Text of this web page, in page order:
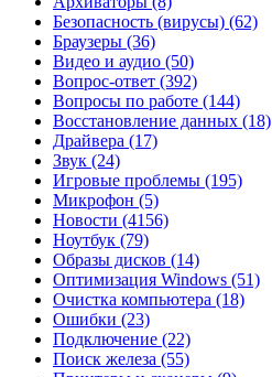
Безопасность (вирусы) (62)
Браузеры (36)
Видео и аудио (50)
Вопрос-ответ (392)
Вопросы по работе (144)
Восстановление данных (18)
Драйвера (17)
Звук (24)
Игровые проблемы (195)
Микрофон (5)
Новости (4156)
Ноутбук (79)
Образы дисков (14)
Оптимизация Windows (51)
Очистка компьютера (18)
Ошибки (23)
Подключение (22)
Поиск железа (55)